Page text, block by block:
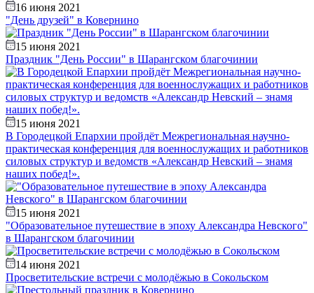
16 июня 2021
"День друзей" в Ковернино
15 июня 2021
Праздник "День России" в Шарангском благочинии
15 июня 2021
В Городецкой Епархии пройдёт Межрегиональная научно-
практическая конференция для военнослужащих и работников
силовых структур и ведомств «Александр Невский – знамя
наших побед!».
15 июня 2021
"Образовательное путешествие в эпоху Александра Невского"
в Шарангском благочинии
14 июня 2021
Просветительские встречи с молодёжью в Сокольском